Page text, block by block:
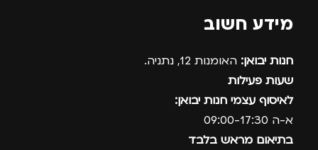
מידע חשוב
חנות יבואן: האומנות 12, נתניה.
שעות פעילות
לאיסוף עצמי חנות יבואן:
א-ה 09:00-17:30
בתיאום מראש בלבד